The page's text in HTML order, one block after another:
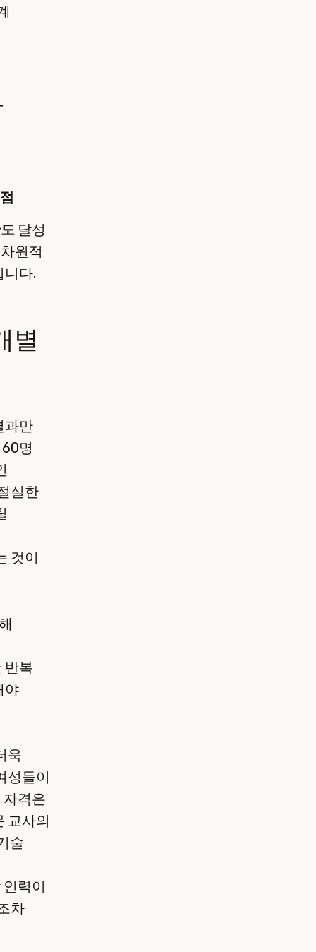
달성
원적
니다.
별
과만
명
실한
것이
반복
야
욱
성들이
자격은
교사의
술
력이
차